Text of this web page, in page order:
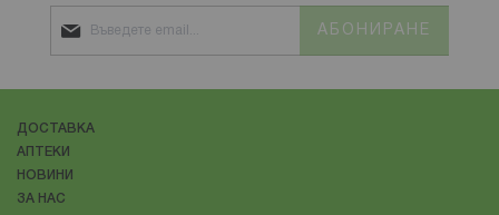
АБОНИРАНЕ
ДОСТАВКА
АПТЕКИ
НОВИНИ
ЗА НАС